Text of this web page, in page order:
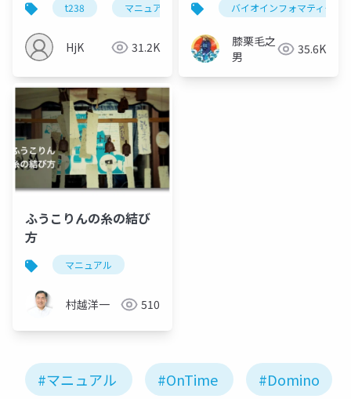
t238 マニュアル 電子トリガー dtu
HjK 31.2K
バイオインフォマティクス
膝栗毛之
男
35.6K
ふうこりんの糸の結び
方
マニュアル
村越洋一 510
#マニュアル #OnTime #Domino